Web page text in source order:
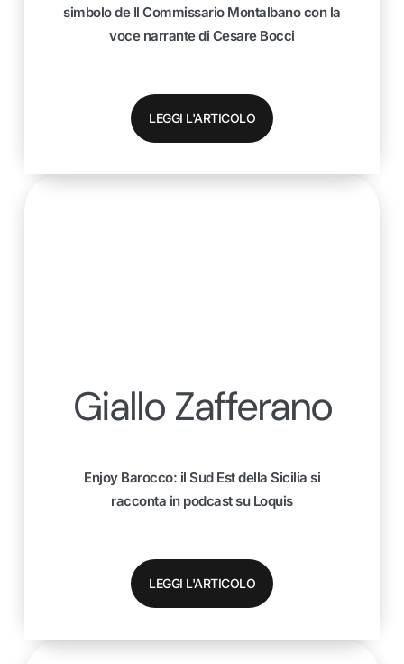
simbolo de Il Commissario Montalbano con la
voce narrante di Cesare Bocci
LEGGI L'ARTICOLO
Giallo Zafferano
Enjoy Barocco: il Sud Est della Sicilia si
racconta in podcast su Loquis
LEGGI L'ARTICOLO